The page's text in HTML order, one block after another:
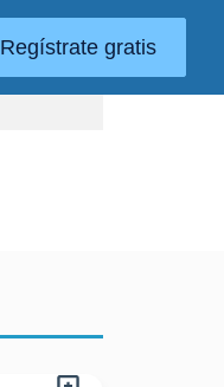
Regístrate gratis